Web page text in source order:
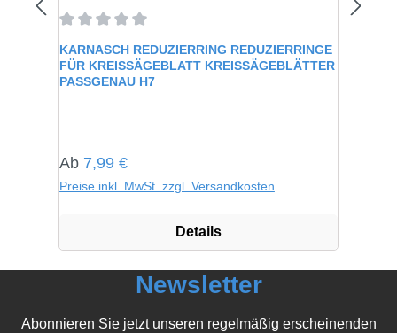
KARNASCH REDUZIERRING REDUZIERRINGE
FÜR KREISSÄGEBLATT KREISSÄGEBLÄTTER
PASSGENAU H7
Regulärer Preis:
Ab 7,99 €
Preise inkl. MwSt. zzgl. Versandkosten
Details
Newsletter
Abonnieren Sie jetzt unseren regelmäßig erscheinenden